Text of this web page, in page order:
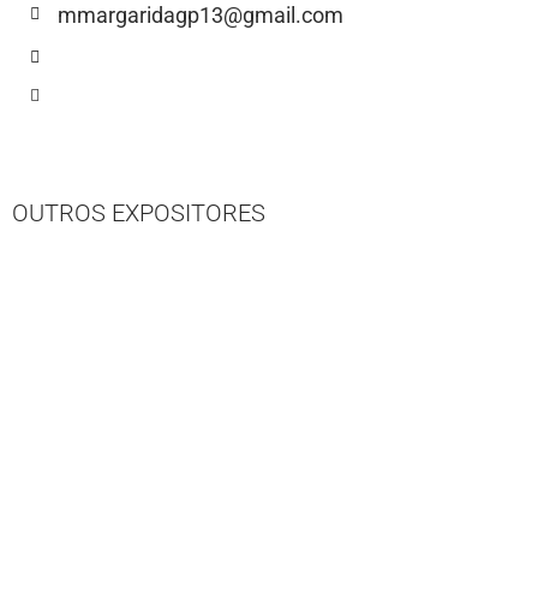
mmargaridagp13@gmail.com
OUTROS EXPOSITORES